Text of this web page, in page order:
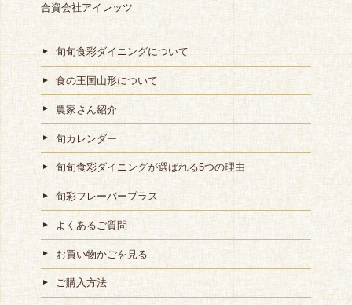
合資会社アイレッツ
旬旬食彩ダイニングについて
食の王国山形について
農家さん紹介
旬カレンダー
旬旬食彩ダイニングが選ばれる5つの理由
旬彩フレーバープラス
よくあるご質問
お買い物かごを見る
ご購入方法